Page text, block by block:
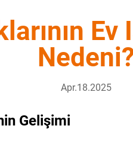
Apr.18.2025
Gelişimi